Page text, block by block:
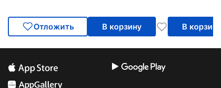
задания по ЕГЭ.
Книга 1Отложить В корзину В корзину